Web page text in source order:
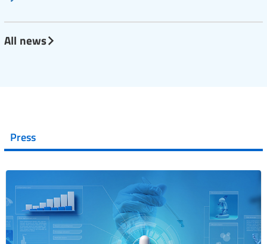
All news
Press